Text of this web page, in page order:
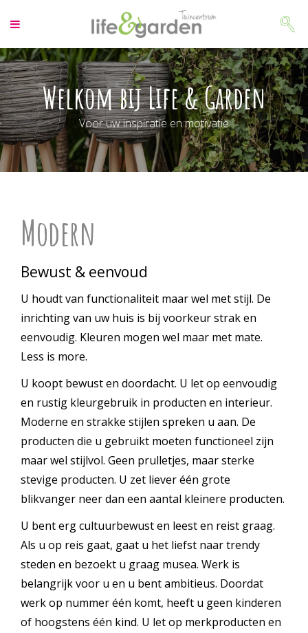
a
a
r
c
o
n
t
e
n
Welkom bij Life & Garden
Voor uw inspiratie en motivatie
Modern
Bewust & eenvoud
U houdt van functionaliteit maar wel met stijl. De
inrichting van uw huis is bij voorkeur strak en
eenvoudig. Kleuren mogen wel maar met mate.
Less is more.
U koopt bewust en doordacht. U let op eenvoudig
en rustig kleurgebruik in producten en interieur.
Moderne en strakke stijlen spreken u aan. De
producten die u gebruikt moeten functioneel zijn
maar wel stijlvol. Geen prulletjes, maar sterke
stevige producten. U zet liever één grote
blikvanger neer dan een aantal kleinere producten.
U bent erg cultuurbewust en leest en reist graag.
Als u op reis gaat, gaat u het liefst naar trendy
steden en bezoekt u graag musea. Werk is
belangrijk voor u en u bent ambitieus. Doordat
werk op nummer één komt, heeft u geen kinderen
of hoogstens één kind. U let op merkproducten en